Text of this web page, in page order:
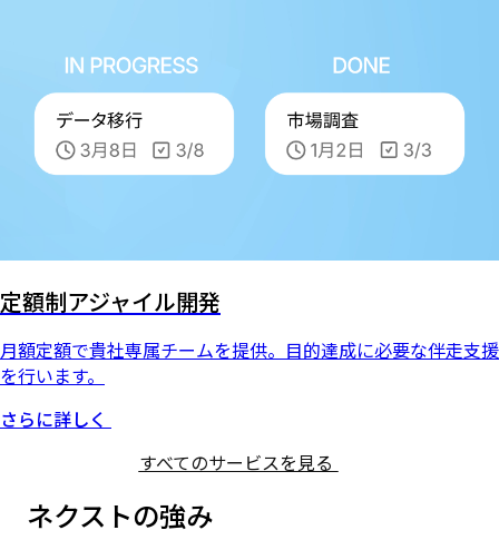
定額制アジャイル開発
月額定額で貴社専属チームを提供。目的達成に必要な伴走支援
を行います。
さらに詳しく
すべてのサービスを見る
ネクストの強み